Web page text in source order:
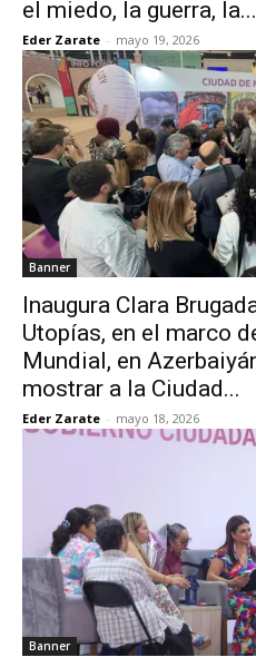
el miedo, la guerra, la...
Eder Zarate - mayo 19, 2026
Banner
Inaugura Clara
Utopías, en el marco
Mundial, en
mostrar a la Ciudad...
Eder Zarate - mayo 18, 2026
Banner